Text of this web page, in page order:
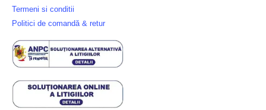
Termeni si conditii
Politici de comandă & retur